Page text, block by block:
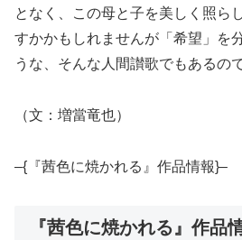
となく、この母と子を美しく照ら
すかかもしれませんが「希望」を
うな、そんな人間讃歌でもあるの
（文：増當竜也）
–{『茜色に焼かれる』作品情報}–
『茜色に焼かれる』作品